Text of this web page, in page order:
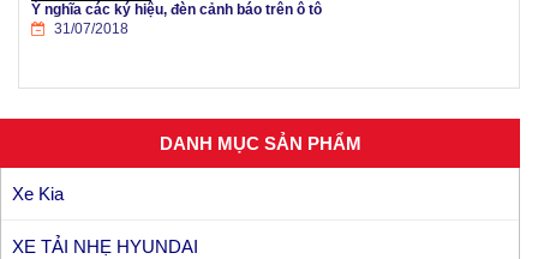
Ý nghĩa các ký hiệu, đèn cảnh báo trên ô tô
31/07/2018
DANH MỤC SẢN PHẨM
Xe Kia
XE TẢI NHẸ HYUNDAI